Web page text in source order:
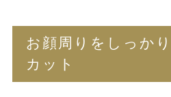
お顔周りをしっか
カット